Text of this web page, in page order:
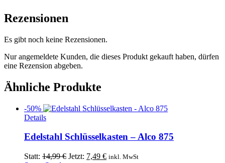
Rezensionen
Es gibt noch keine Rezensionen.
Nur angemeldete Kunden, die dieses Produkt gekauft haben, dürfen
eine Rezension abgeben.
Ähnliche Produkte
-50%
Details
Edelstahl Schlüsselkasten – Alco 875
Statt: 14,99€ Ursprünglicher
Jetzt: 7,49 €Aktueller
inkl. MwSt